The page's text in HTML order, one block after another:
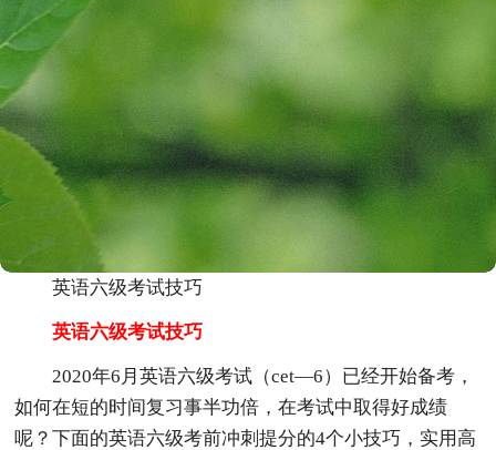
英语六级考试技巧
英语六级考试技巧
2020年6月英语六级考试（cet—6）已经开始备考，
如何在短的时间复习事半功倍，在考试中取得好成绩
呢？下面的英语六级考前冲刺提分的4个小技巧，实用高